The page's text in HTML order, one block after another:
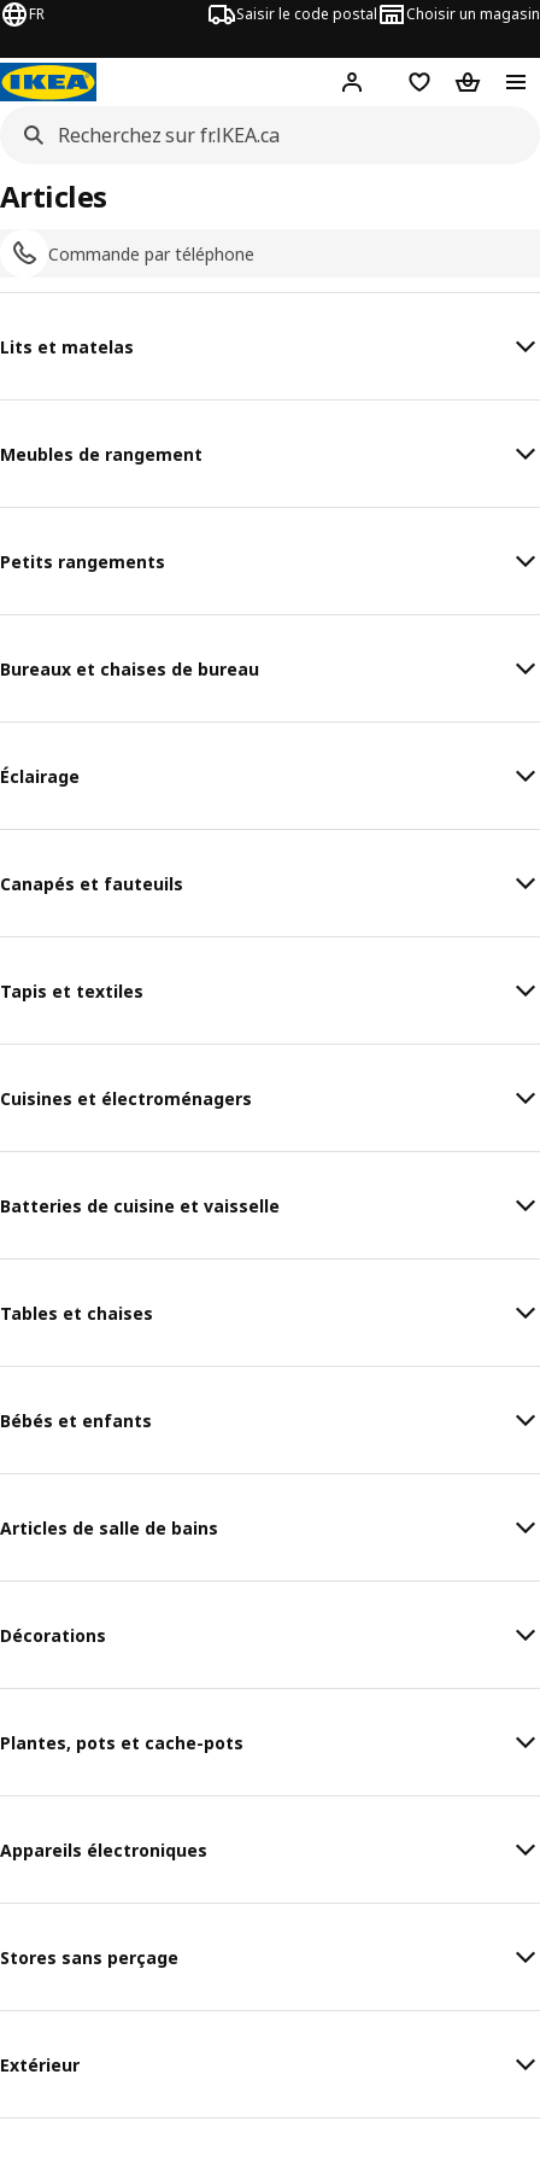
FR Saisir le code postal Choisir un magasin
Hej ! Connectez-vous
Liste d'achats
Panier
Commande par téléphone
Articles
Lits et matelas
Meubles de rangement
Petits rangements
Bureaux et chaises de bureau
Éclairage
Canapés et fauteuils
Tapis et textiles
Cuisines et électroménagers
Batteries de cuisine et vaisselle
Tables et chaises
Bébés et enfants
Articles de salle de bains
Décorations
Plantes, pots et cache-pots
Appareils électroniques
Stores sans perçage
Extérieur